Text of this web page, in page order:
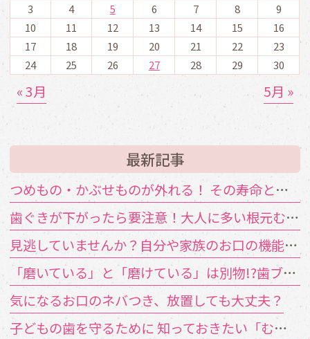
3
4 5 6 7 8
9
10
11 12 13 14 15
16
17
18 19 20 21 22
23
24
25 26 27 28 29 30
« 3月 5月 »
最新記事
つめもの・かぶせものが外れる！ その寿命と原因は？
歯ぐきが下がったら要注意！大人に多い根元むし歯
見逃していませんか？自分や家族のお口の機能低下のサイン
「磨いている」と「磨けている」は別物!?歯ブラシが届かない汚れの対策
気になるお口のネバつき、放置しても大丈夫？
子どもの歯を守るために 知っておきたい「むし歯の4要素」